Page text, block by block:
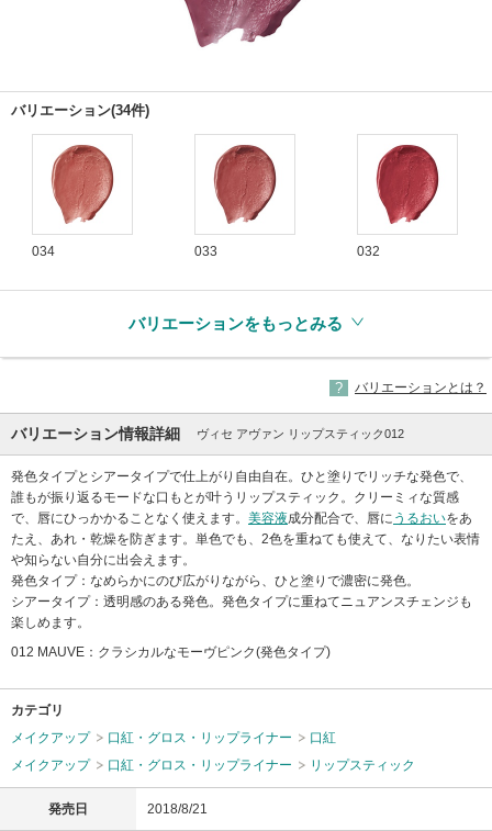
バリエーション(34件)
034 033 032
バリエーションをもっとみる
バリエーションとは？
バリエーション情報詳細 ヴィセ アヴァン リップスティック012
発色タイプとシアータイプで仕上がり自由自在。ひと塗りでリッチな発色で、
誰もが振り返るモードな口もとが叶うリップスティック。クリーミィな質感
で、唇にひっかかることなく使えます。 美容液成分配合で、唇に うるおいをあ
たえ、あれ・乾燥を防ぎます。単色でも、2色を重ねても使えて、なりたい表情
や知らない自分に出会えます。
発色タイプ：なめらかにのび広がりながら、ひと塗りで濃密に発色。
シアータイプ：透明感のある発色。発色タイプに重ねてニュアンスチェンジも
楽しめます。
012 MAUVE：クラシカルなモーヴピンク(発色タイプ)
カテゴリ
メイクアップ
口紅・グロス・リップライナー
口紅
メイクアップ
口紅・グロス・リップライナー リップスティック
発売日 2018/8/21